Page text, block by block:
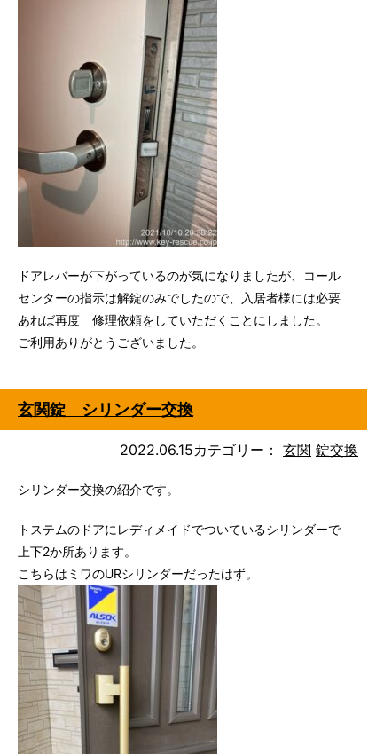
ドアレバーが下がっているのが気になりましたが、コール
センターの指示は解錠のみでしたので、入居者様には必要
あれば再度 修理依頼をしていただくことにしました。
ご利用ありがとうございました。
玄関錠 シリンダー交換
2022.06.15カテゴリー： 玄関 錠交換
シリンダー交換の紹介です。
トステムのドアにレディメイドでついているシリンダーで
上下2か所あります。
こちらはミワのURシリンダーだったはず。